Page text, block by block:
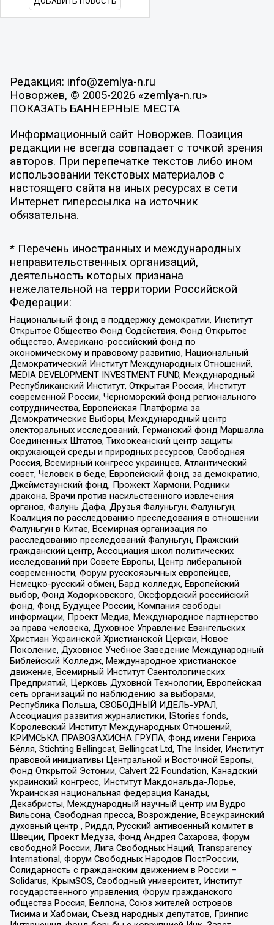
Редакция: info@zemlya-n.ru
Новоржев, © 2005-2026 «zemlya-n.ru»
ПОКАЗАТЬ БАННЕРНЫЕ МЕСТА
Информационный сайт Новоржев. Позиция
редакции не всегда совпадает с точкой зрения
авторов. При перепечатке текстов либо ином
использовании текстовых материалов с
настоящего сайта на иных ресурсах в сети
Интернет гиперссылка на источник
обязательна.
* Перечень иностранных и международных
неправительственных организаций,
деятельность которых признана
нежелательной на территории Российской
Федерации:
Национальный фонд в поддержку демократии, Институт
Открытое Общество Фонд Содействия, Фонд Открытое
общество, Американо-российский фонд по
экономическому и правовому развитию, Национальный
Демократический Институт Международных Отношений,
MEDIA DEVELOPMENT INVESTMENT FUND, Международный
Республиканский Институт, Открытая Россия, Институт
современной России, Черноморский фонд регионального
сотрудничества, Европейская Платформа за
Демократические Выборы, Международный центр
электоральных исследований, Германский фонд Маршалла
Соединенных Штатов, Тихоокеанский центр защиты
окружающей среды и природных ресурсов, Свободная
Россия, Всемирный конгресс украинцев, Атлантический
совет, Человек в беде, Европейский фонд за демократию,
Джеймстаунский фонд, Прожект Хармони, Родники
дракона, Врачи против насильственного извлечения
органов, Фалунь Дафа, Друзья Фалуньгун, Фалуньгун,
Коалиция по расследованию преследования в отношении
Фалуньгун в Китае, Всемирная организация по
расследованию преследований Фалуньгун, Пражский
гражданский центр, Ассоциация школ политических
исследований при Совете Европы, Центр либеральной
современности, Форум русскоязычных европейцев,
Немецко-русский обмен, Бард колледж, Европейский
выбор, Фонд Ходорковского, Оксфордский российский
фонд, Фонд Будущее России, Компания свободы
информации, Проект Медиа, Международное партнерство
за права человека, Духовное Управление Евангельских
Христиан Украинской Христианской Церкви, Новое
Поколение, Духовное Учебное Заведение Международный
Библейский Колледж, Международное христианское
движение, Всемирный Институт Саентологических
Предприятий, Церковь Духовной Технологии, Европейская
сеть организаций по наблюдению за выборами,
Республика Польша, СВОБОДНЫЙ ИДЕЛЬ-УРАЛ,
Ассоциация развития журналистики, IStories fonds,
Королевский Институт Международных Отношений,
КРИМСЬКА ПРАВОЗАХИСНА ГРУПА, Фонд имени Генриха
Бёлля, Stichting Bellingcat, Bellingcat Ltd, The Insider, Институт
правовой инициативы Центральной и Восточной Европы,
Фонд Открытой Эстонии, Calvert 22 Foundation, Канадский
украинский конгресс, Институт Макдональда-Лорье,
Украинская национальная федерация Канады,
Декабристы, Международный научный центр им Вудро
Вильсона, Свободная пресса, Возрождение, Всеукраинский
духовный центр , Риддл, Русский антивоенный комитет в
Швеции, Проект Медуза, Фонд Андрея Сахарова, Форум
свободной России, Лига Свободных Наций, Transparеncy
International, Форум Свободных Народов ПостРоссии,
Солидарность с гражданским движением в России –
Solidarus, КрымSOS, Свободный университет, Институт
государственного управления, Форум гражданского
общества Россия, Беллона, Союз жителей островов
Тисима и Хабомаи, Съезд народных депутатов, Гринпис